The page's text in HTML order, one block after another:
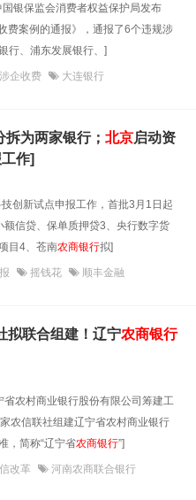
银保监会消费者权益保护局发布
费案例的通报》，通报了6个违规涉
行、浦东发展银行、]
企收费 大连银行
拆为两家银行； 北京启动资
作]
创新试点申报工作，首批3月1日起
信贷、保单质押贷3、央行数字货
目4、苍南农商银行拟]
摇钱花 顺丰金融
拟联合组建！辽宁农商银行
农村商业银行股份有限公司筹建工
农信联社组建辽宁省农村商业银行
，简称“辽宁省农商银行”]
改革 河南农商联合银行